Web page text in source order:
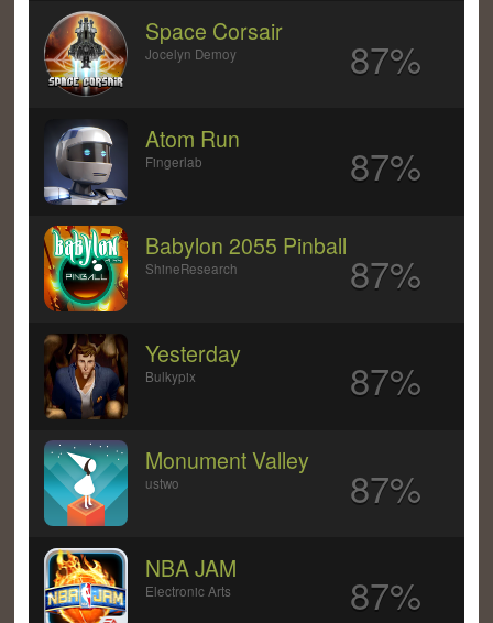
Space Corsair
Jocelyn Demoy 87%
Atom Run
Fingerlab 87%
Babylon 2055 Pinball
ShineResearch 87%
Yesterday
Bulkypix 87%
Monument Valley
ustwo 87%
NBA JAM
Electronic Arts 87%